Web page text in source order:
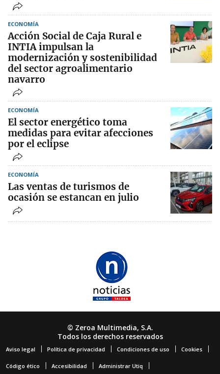
ECONOMÍA
Acción Social de Caja Rural e
INTIA impulsan la
modernización y sostenibilidad
del sector agroalimentario
navarro
ECONOMÍA
El sector energético toma
medidas para evitar afecciones
por el eclipse
ECONOMÍA
Las ventas de turismos de
ocasión se estancan en julio
© Zeroa Multimedia, S.A.
Todos los derechos reservados
Aviso legal Política de privacidad Condiciones de uso Cookies
Código ético Accesibilidad Administrar Utiq